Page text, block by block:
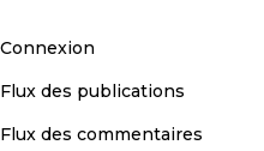
Connexion
Flux des publications
Flux des commentaires